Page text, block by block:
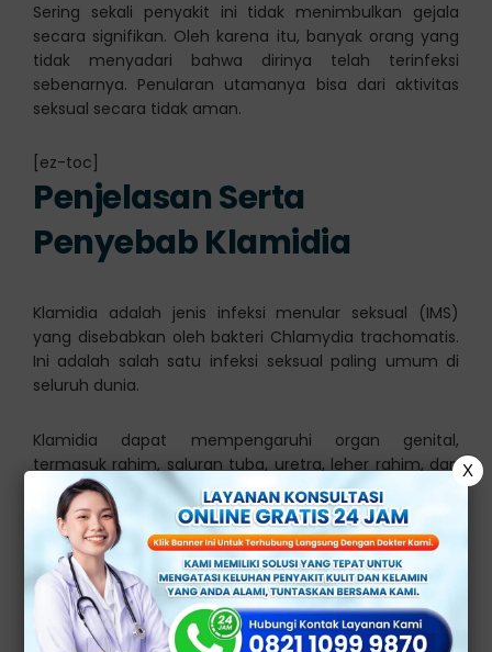
Sering sekali penyakit ini tidak menimbulkan gejala
secara signifikan. Oleh karena itu, banyak orang yang
tidak menyadari bahwa dirinya telah terinfeksi
sebenarnya. Penularan utamanya bisa dari aktivitas
seksual secara tidak aman.
[ez-toc]
Penjelasan Serta
Penyebab Klamidia
Klamidia adalah jenis infeksi menular seksual (IMS)
yang disebabkan oleh bakteri Chlamydia trachomatis.
Ini adalah salah satu infeksi seksual paling umum di
seluruh dunia.
Klamidia dapat mempengaruhi organ genital,
termasuk rahim, saluran tuba, uretra, leher rahim, dan
anus. Infeksi ini dapat mempengaruhi baik pria
maupun wanita, dan dapat menyebabkan komplikasi
serius jika tidak diobati.
Bakteri ini ditularkan melalui kontak seksual, termasuk
hubungan seksual vaginal, dubur, atau mulut dengan
seseorang yang terinfeksi.
X